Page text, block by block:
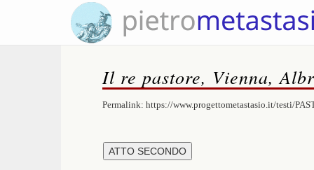
Il re pastore, Vienna,
Permalink: https://www.progettometastasio.it/testi/